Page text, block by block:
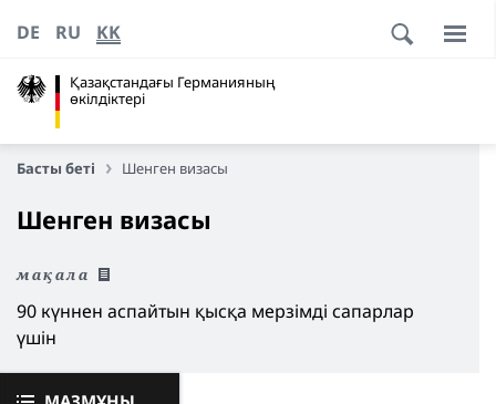
Қазақстандағы Германияның
өкілдіктері
DE RU KK
Басты беті Шенген визасы
Шенген визасы
мақала
90 күннен аспайтын қысқа мерзімді сапарлар
үшін